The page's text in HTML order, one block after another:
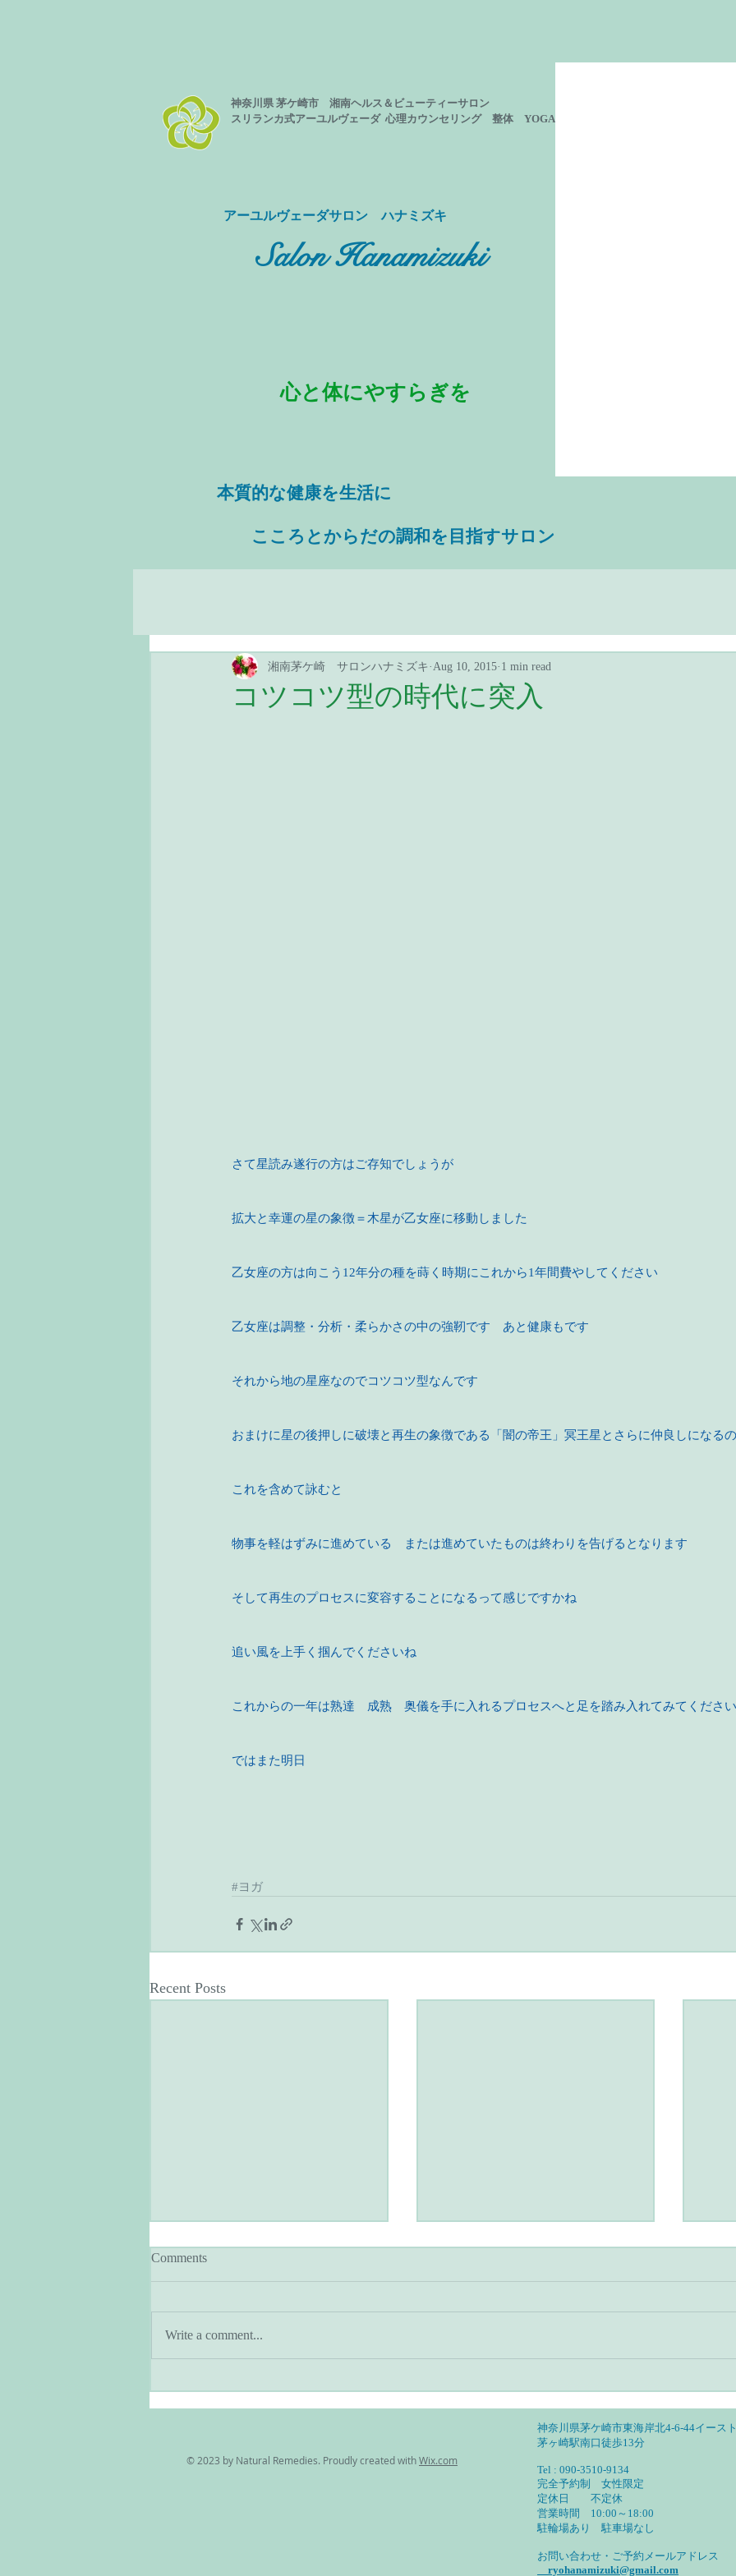
神奈川県 茅ケ崎市 湘南ヘルス＆ビューティーサロン
スリランカ式アーユルヴェーダ 心理カウンセリング 整体 YOGA
心と体にやすらぎを
​アーユルヴェーダサロン ハナミズキ
Salon Hanamizuki
本質的な健康を生活に
​ こころとからだの調和を目指すサロン
コツコツ型の時代に突入
湘南茅ケ崎 サロンハナミズキ Aug 10, 2015 1 min read
さて星読み遂行の方はご存知でしょうが
拡大と幸運の星の象徴＝木星が乙女座に移動しました
乙女座の方は向こう12年分の種を蒔く時期にこれから1年間費やしてください
乙女座は調整・分析・柔らかさの中の強靭です　あと健康もです
それから地の星座なのでコツコツ型なんです
おまけに星の後押しに破壊と再生の象徴である「闇の帝王」冥王星とさらに仲良しになる
これを含めて詠むと
物事を軽はずみに進めている　または進めていたものは終わりを告げるとなります
そして再生のプロセスに変容することになるって感じですかね
追い風を上手く掴んでくださいね
これからの一年は熟達　成熟　奥儀を手に入れるプロセスへと足を踏み入れてみてください
ではまた明日
#ヨガ
Recent Posts
然
Comments
Write a comment...
© 2023 by Natural Remedies. Proudly created withWix.com
神奈川県茅ケ崎市東海岸北4-6-44イース
茅ヶ崎駅南口徒歩13分
Tel : 090-3510-9134
完全予約制 女性限定
定休日 不定休
営業時間 10:00～18:00
​駐輪場あり 駐車場なし
お問い合わせ・ご予約メールアドレス
ryohanamizuki@gmail.com